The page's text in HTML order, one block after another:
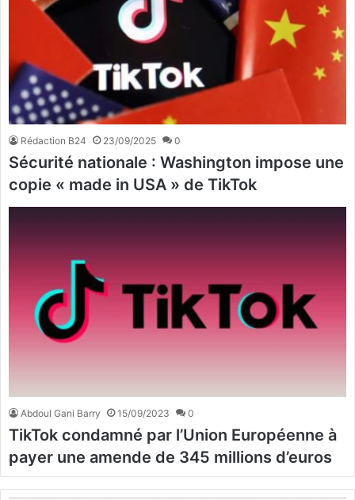
Rédaction B24 23/09/2025 0
Sécurité nationale : Washington impose une
copie « made in USA » de TikTok
Abdoul Gani Barry 15/09/2023 0
TikTok condamné par l’Union Européenne à
payer une amende de 345 millions d’euros